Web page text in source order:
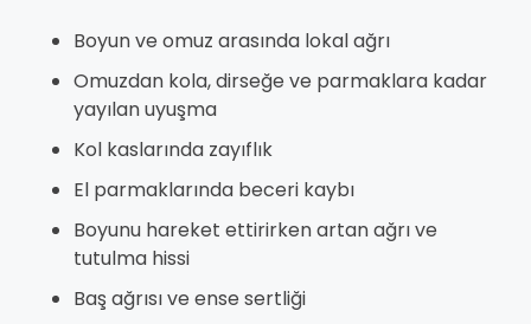
Boyun ve omuz arasında lokal ağrı
Omuzdan kola, dirseğe ve parmaklara kadar
yayılan uyuşma
Kol kaslarında zayıflık
El parmaklarında beceri kaybı
Boyunu hareket ettirirken artan ağrı ve
tutulma hissi
Baş ağrısı ve ense sertliği